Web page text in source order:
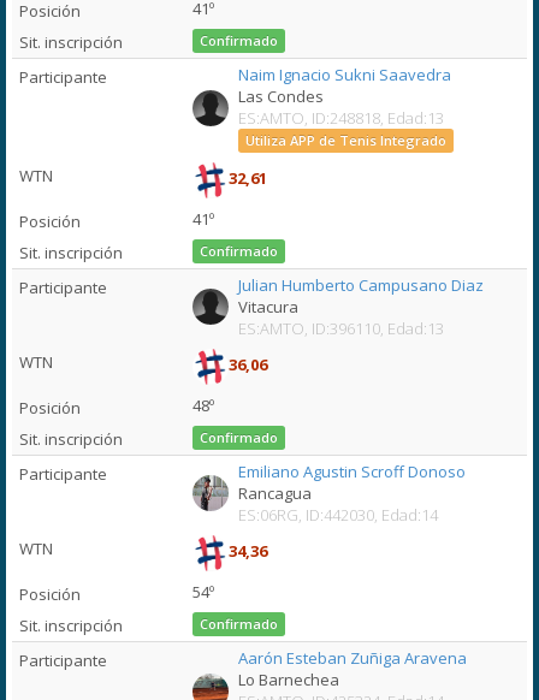
41º
Confirmado
Naim Ignacio Sukni Saavedra
Las Condes
ES:AMTO, ID:248818, Edad:13
Utiliza APP de Tenis Integrado
32,61
41º
Confirmado
Julian Humberto Campusano Diaz
Vitacura
ES:AMTO, ID:396110, Edad:13
36,06
48º
Confirmado
Emiliano Agustin Scroff Donoso
Rancagua
ES:06RG, ID:442030, Edad:14
34,36
54º
Confirmado
Aarón Esteban Zuñiga Aravena
Lo Barnechea